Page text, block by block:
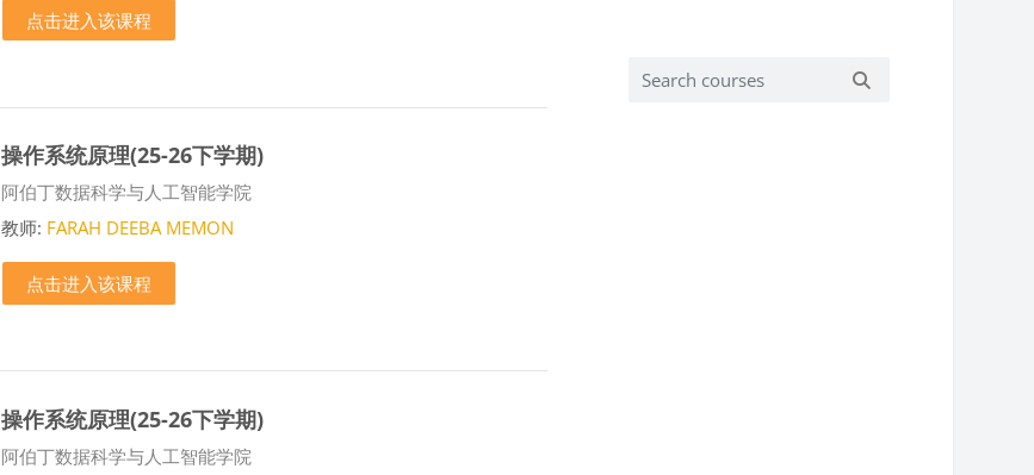
点击进入该课程
操作系统原理(25-26下学期)
课程类别
阿伯丁数据科学与人工智能学院
教师: FARAH DEEBA MEMON
点击进入该课程
操作系统原理(25-26下学期)
课程类别
阿伯丁数据科学与人工智能学院
Search courses